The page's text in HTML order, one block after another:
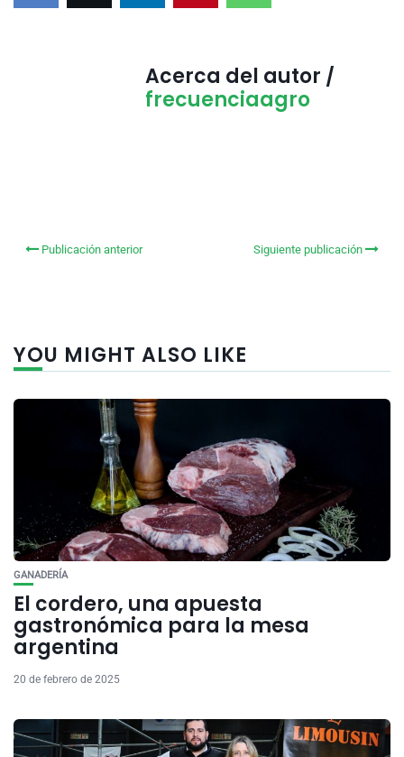
Acerca del autor /
frecuenciaagro
Publicación anterior Siguiente publicación
YOU MIGHT ALSO LIKE
GANADERÍA
El cordero, una apuesta
gastronómica para la mesa
argentina
20 de febrero de 2025